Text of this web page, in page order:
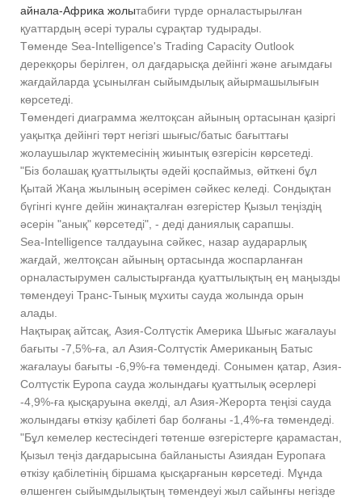
айнала-Африка жолытабиғи түрде орналастырылған
қуаттардың әсері туралы сұрақтар тудырады.
Төменде Sea-Intelligence's Trading Capacity Outlook
дерекқоры берілген, ол дағдарысқа дейінгі және ағымдағы
жағдайларда ұсынылған сыйымдылық айырмашылығын
көрсетеді.
Төмендегі диаграмма желтоқсан айының ортасынан қазіргі
уақытқа дейінгі төрт негізгі шығыс/батыс бағыттағы
жолаушылар жүктемесінің жиынтық өзгерісін көрсетеді.
"Біз болашақ қуаттылықты әдейі қоспаймыз, өйткені бұл
Қытай Жаңа жылының әсерімен сәйкес келеді. Сондықтан
бүгінгі күнге дейін жинақталған өзгерістер Қызыл теңіздің
әсерін "анық" көрсетеді", - деді даниялық сарапшы.
Sea-Intelligence талдауына сәйкес, назар аударарлық
жағдай, желтоқсан айының ортасында жоспарланған
орналастырумен салыстырғанда қуаттылықтың ең маңызды
төмендеуі Транс-Тынық мұхиты сауда жолында орын
алады.
Нақтырақ айтсақ, Азия-Солтүстік Америка Шығыс жағалауы
бағыты -7,5%-ға, ал Азия-Солтүстік Американың Батыс
жағалауы бағыты -6,9%-ға төмендеді. Сонымен қатар, Азия-
Солтүстік Еуропа сауда жолындағы қуаттылық әсерлері
-4,9%-ға қысқаруына әкелді, ал Азия-Жерорта теңізі сауда
жолындағы өткізу қабілеті бар болғаны -1,4%-ға төмендеді.
"Бұл кемелер кестесіндегі төтенше өзгерістерге қарамастан,
Қызыл теңіз дағдарысына байланысты Азиядан Еуропаға
өткізу қабілетінің біршама қысқарғанын көрсетеді. Мұнда
өлшенген сыйымдылықтың төмендеуі жыл сайынғы негізде